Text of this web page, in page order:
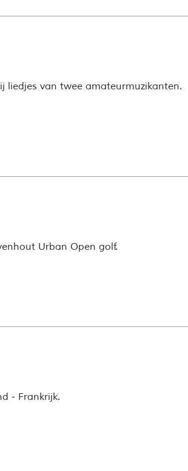
liedjes van twee amateurmuzikanten.
Urban Open golf.
- Frankrijk.